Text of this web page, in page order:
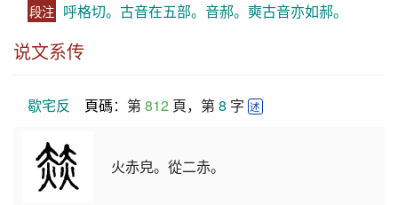
段注 呼格切。古音在五部。音郝。奭古音亦如郝。
说文系传
歇宅反 頁碼：第 812 頁，第 8 字 述
火赤皃。從二赤。